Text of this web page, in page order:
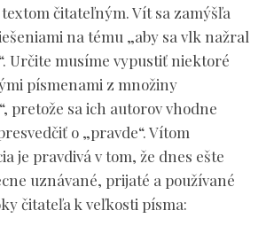
čitateľným. Vít sa zamýšľa
na tému „aby sa vlk nažral
Určite musíme vypustiť niektoré
písmenami z množiny
pretože sa ich autorov vhodne
o „pravde“. Vítom
je pravdivá v tom, že dnes ešte
uznávané, prijaté a používané
čitateľa k veľkosti písma: